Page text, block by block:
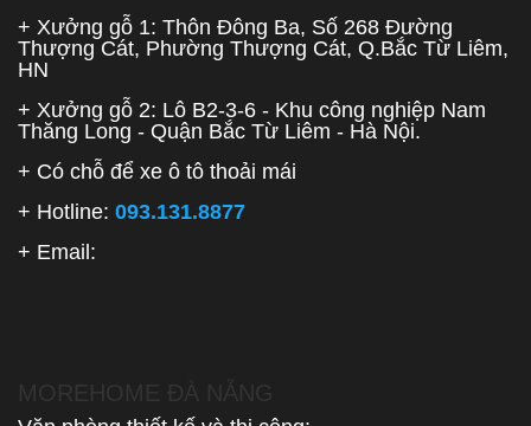
+ Xưởng gỗ 1: Thôn Đông Ba, Số 268 Đường
Thượng Cát, Phường Thượng Cát, Q.Bắc Từ Liêm,
HN
+ Xưởng gỗ 2: Lô B2-3-6 - Khu công nghiệp Nam
Thăng Long - Quận Bắc Từ Liêm - Hà Nội.
+ Có chỗ để xe ô tô thoải mái
+ Hotline: 093.131.8877
+ Email: